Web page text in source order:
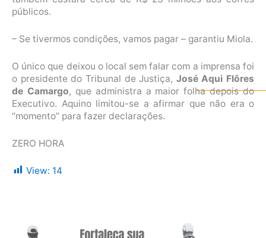
públicos.
– Se tivermos condições, vamos pagar – garantiu Miola.
O único que deixou o local sem falar com a imprensa foi
o presidente do Tribunal de Justiça, José Aqui Flôres
de Camargo, que administra a maior folha depois do
Executivo. Aquino limitou-se a afirmar que não era o
“momento” para fazer declarações.
ZERO HORA
View: 14